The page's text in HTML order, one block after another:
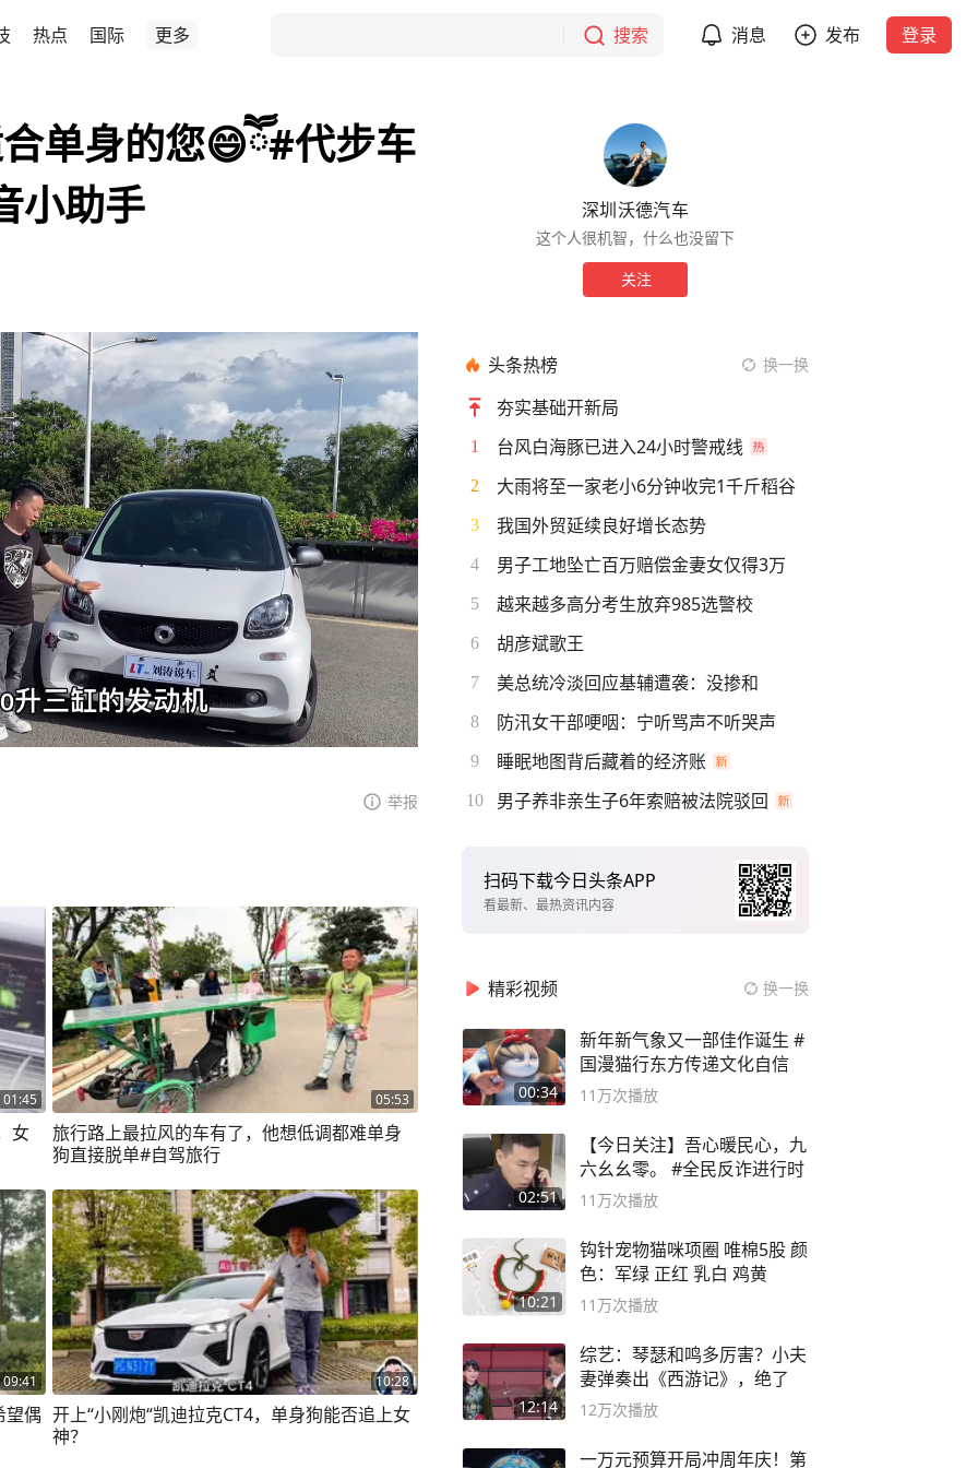
热点 国际 更多 搜索 消息 发布 登录
单身的您😄ཽ#代步车
小助手
举报
01:45
女
05:53
旅行路上最拉风的车有了，他想低调都难单身
狗直接脱单#自驾旅行
09:41
望偶
10:28
开上“小刚炮“凯迪拉克CT4，单身狗能否追上女
神？
深圳沃德汽车
这个人很机智，什么也没留下
关注
头条热榜 换一换
夯实基础开新局
1 台风白海豚已进入24小时警戒线
2 大雨将至一家老小6分钟收完1千斤稻谷
3 我国外贸延续良好增长态势
4 男子工地坠亡百万赔偿金妻女仅得3万
5 越来越多高分考生放弃985选警校
6 胡彦斌歌王
7 美总统冷淡回应基辅遭袭：没掺和
8 防汛女干部哽咽：宁听骂声不听哭声
9 睡眠地图背后藏着的经济账
10 男子养非亲生子6年索赔被法院驳回
扫码下载今日头条APP
看最新、最热资讯内容
精彩视频 换一换
00:34
新年新气象又一部佳作诞生 #
国漫猫行东方传递文化自信
11万次播放
02:51
【今日关注】吾心暖民心，九
六幺幺零。 #全民反诈进行时
11万次播放
10:21
钩针宠物猫咪项圈 唯棉5股 颜
色：军绿 正红 乳白 鸡黄
11万次播放
12:14
综艺：琴瑟和鸣多厉害？小夫
妻弹奏出《西游记》，绝了
12万次播放
一万元预算开局冲周年庆！第